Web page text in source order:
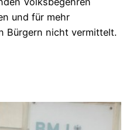
und für mehr
Bürgern nicht vermittelt.